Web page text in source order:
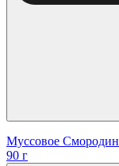
Муссовое
90 г